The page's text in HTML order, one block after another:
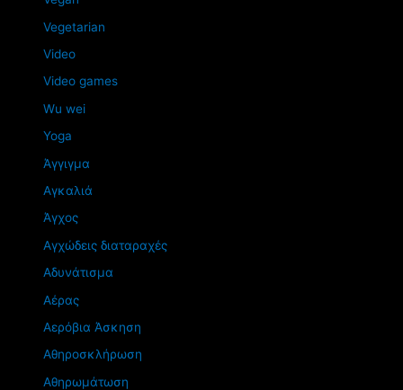
Vegetarian
Video
Video games
Wu wei
Yoga
Άγγιγμα
Αγκαλιά
Άγχος
Αγχώδεις διαταραχές
Αδυνάτισμα
Αέρας
Αερόβια Άσκηση
Αθηροσκλήρωση
Αθηρωμάτωση